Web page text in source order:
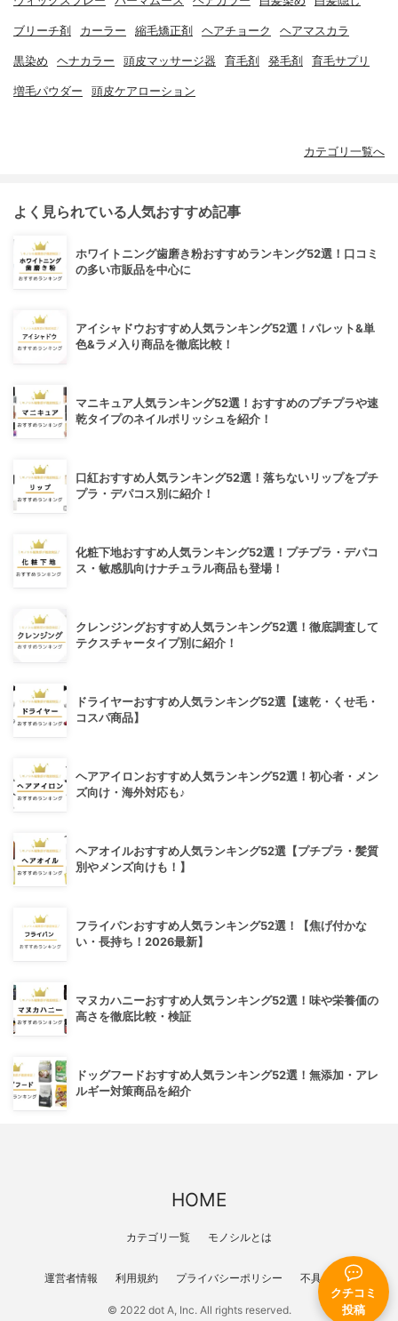
クチコミ
投稿
ブリーチ剤 カーラー 縮毛矯正剤 ヘアチョーク ヘアマスカラ
黒染め ヘナカラー 頭皮マッサージ器 育毛剤 発毛剤 育毛サプリ
増毛パウダー 頭皮ケアローション
カテゴリ一覧へ
よく見られている人気おすすめ記事
ホワイトニング歯磨き粉おすすめランキング52選！口コミ
の多い市販品を中心に
アイシャドウおすすめ人気ランキング52選！パレット&単
色&ラメ入り商品を徹底比較！
マニキュア人気ランキング52選！おすすめのプチプラや速
乾タイプのネイルポリッシュを紹介！
口紅おすすめ人気ランキング52選！落ちないリップをプチ
プラ・デパコス別に紹介！
化粧下地おすすめ人気ランキング52選！プチプラ・デパコ
ス・敏感肌向けナチュラル商品も登場！
クレンジングおすすめ人気ランキング52選！徹底調査して
テクスチャータイプ別に紹介！
ドライヤーおすすめ人気ランキング52選【速乾・くせ毛・
コスパ商品】
ヘアアイロンおすすめ人気ランキング52選！初心者・メン
ズ向け・海外対応も♪
ヘアオイルおすすめ人気ランキング52選【プチプラ・髪質
別やメンズ向けも！】
フライパンおすすめ人気ランキング52選！【焦げ付かな
い・長持ち！2026最新】
マヌカハニーおすすめ人気ランキング52選！味や栄養価の
高さを徹底比較・検証
ドッグフードおすすめ人気ランキング52選！無添加・アレ
ルギー対策商品を紹介
HOME
カテゴリ一覧 モノシルとは
運営者情報 利用規約 プライバシーポリシー 不具合報告
© 2022 dot A, Inc. All rights reserved.